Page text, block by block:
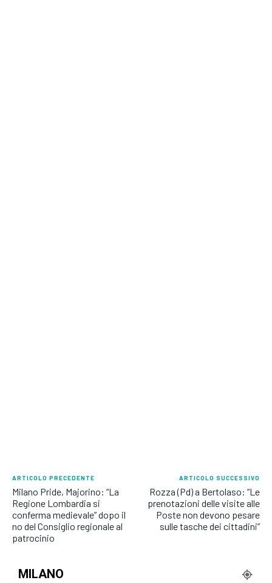
ARTICOLO PRECEDENTE
Milano Pride, Majorino: “La
Regione Lombardia si
conferma medievale” dopo il
no del Consiglio regionale al
patrocinio
ARTICOLO SUCCESSIVO
Rozza (Pd) a Bertolaso: “Le
prenotazioni delle visite alle
Poste non devono pesare
sulle tasche dei cittadini”
MILANO